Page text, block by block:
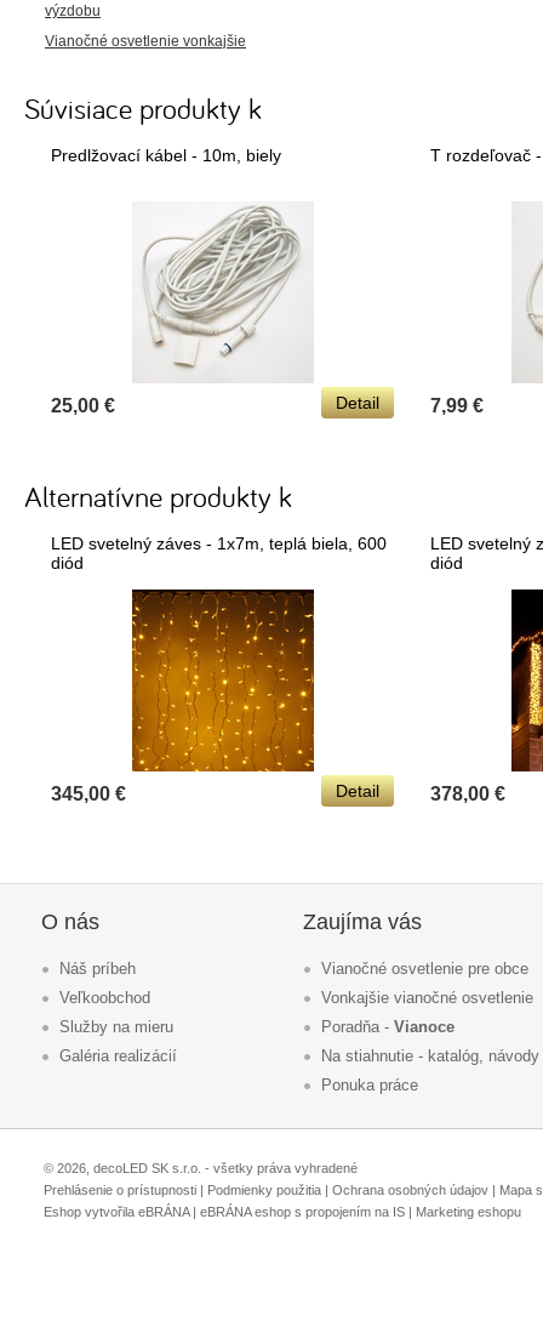
výzdobu
Vianočné osvetlenie vonkajšie
Súvisiace produkty k
Predlžovací kábel - 10m, biely
25,00 € Detail
T rozdeľovač
7,99 €
Alternatívne produkty k
LED svetelný záves - 1x7m, teplá biela, 600
diód
345,00 € Detail
LED svetelný
diód
378,00 €
O nás
Náš príbeh
Veľkoobchod
Služby na mieru
Galéria realizácií
Zaujíma vás
Vianočné osvetlenie pre obce
Vonkajšie vianočné osvetlenie
Poradňa - Vianoce
Na stiahnutie - katalóg, návody
Ponuka práce
© 2026, decoLED SK s.r.o. - všetky práva vyhradené
Prehlásenie o prístupnosti | Podmienky použitia | Ochrana osobných údajov | Mapa
Eshop vytvořila eBRÁNA| eBRÁNA eshop s propojením na IS | Marketing eshopu